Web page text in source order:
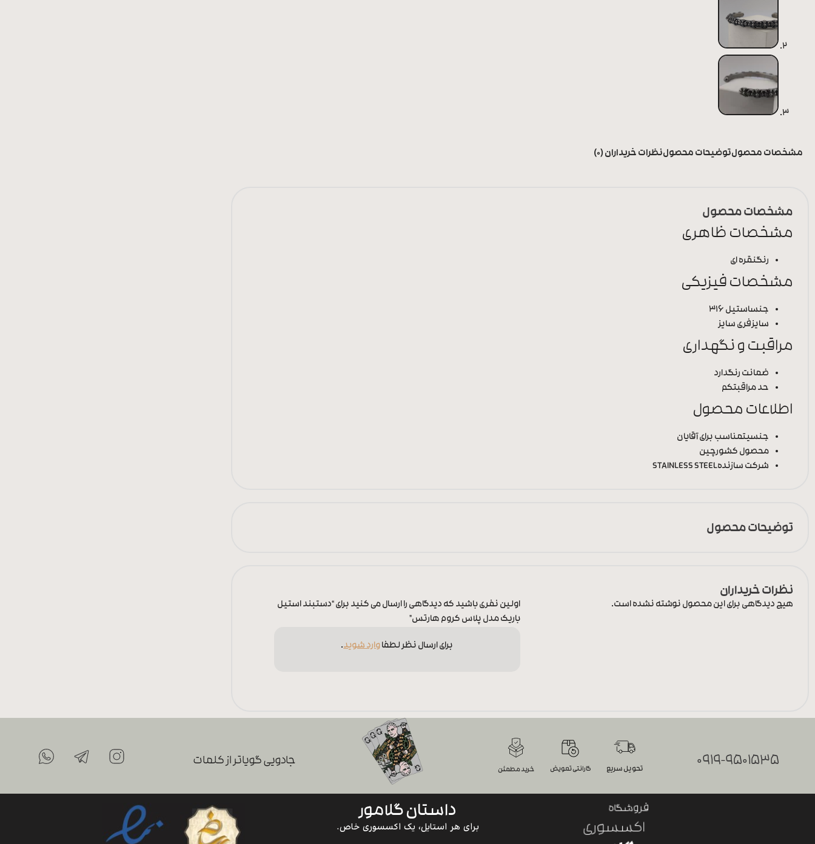
مشخصات محصولتوضیحات محصولنظرات خریداران (0)
مشخصات محصول
مشخصات ظاهری
رنگنقره ای
مشخصات فیزیکی
جنساستیل 316
سایزفری سایز
مراقبت و نگهداری
ضمانت رنگدارد
حد مراقبتکم
اطلاعات محصول
جنسیتمناسب برای آقایان
محصول کشورچین
شرکت سازندهSTAINLESS STEEL
توضیحات محصول
نظرات خریداران
هیچ دیدگاهی برای این محصول نوشته نشده است.
اولین نفری باشید که دیدگاهی را ارسال می کنید برای “دستبند استیل
باریک مدل پلاس کروم هارتس”
برای ارسال نظر لطفاوارد شوید.
0919-9501535 تحویل سریع گارانتی تعویض خرید مطمئن
جادویی گویاتر از کلمات
داستان گلامور
برای هر استایل، یک اکسسوری خاص.